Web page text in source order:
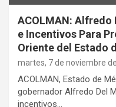
ACOLMAN: Alfredo
e Incentivos Para
Oriente del Estado
martes, 7 de noviembre
ACOLMAN, Estado de
gobernador Alfredo Del
incentivos…